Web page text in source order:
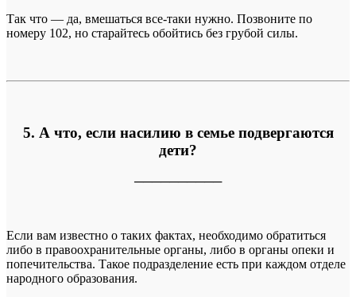
Так что — да, вмешаться все-таки нужно. Позвоните по
номеру 102, но старайтесь обойтись без грубой силы.
5. А что, если насилию в семье подвергаются
дети?
──────────
Если вам известно о таких фактах, необходимо обратиться
либо в правоохранительные органы, либо в органы опеки и
попечительства. Такое подразделение есть при каждом отделе
народного образования.